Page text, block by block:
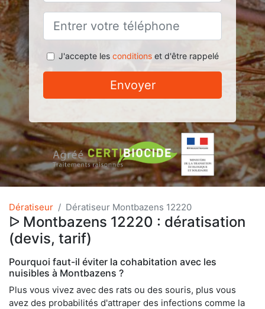
J'accepte les conditionset d'être rappelé
Envoyer
Dératiseur Dératiseur Montbazens 12220
ᐅ Montbazens 12220 : dératisation
(devis, tarif)
Pourquoi faut-il éviter la cohabitation avec les
nuisibles à Montbazens ?
Plus vous vivez avec des rats ou des souris, plus vous
avez des probabilités d'attraper des infections comme la